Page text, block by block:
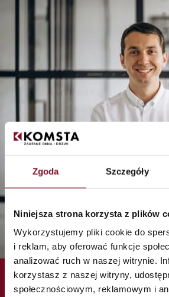
Zgoda Szczegóły
Niniejsza strona korzysta z plików
Wykorzystujemy pliki cookie do
i reklam, aby oferować funkcje
analizować ruch w naszej witrynie.
korzystasz z naszej witryny,
społecznościowym, reklamowym i